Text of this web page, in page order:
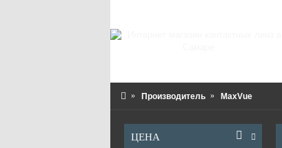
Производитель MaxVue
ЦЕНА